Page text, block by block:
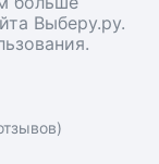
Выберу.ру.